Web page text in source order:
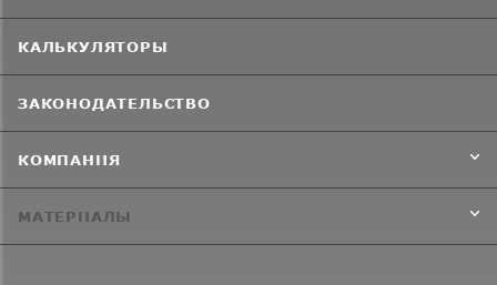
КАЛЬКУЛЯТОРЫ
ЗАКОНОДАТЕЛЬСТВО
КОМПАНИЯ
МАТЕРИАЛЫ